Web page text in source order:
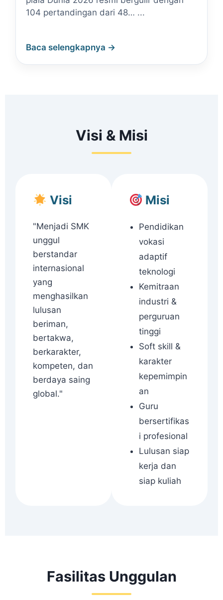
104 pertandingan dari 48… ...
Baca selengkapnya →
Visi & Misi
Visi
"Menjadi SMK
unggul
berstandar
internasional
yang
menghasilkan
lulusan
beriman,
bertakwa,
berkarakter,
kompeten, dan
berdaya saing
global."
Misi
Pendidikan
vokasi
adaptif
teknologi
Kemitraan
industri &
perguruan
tinggi
Soft skill &
karakter
kepemimpin
an
Guru
bersertifikas
i profesional
Lulusan siap
kerja dan
siap kuliah
Fasilitas Unggulan